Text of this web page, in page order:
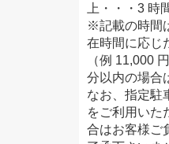
上・・・3 時
※記載の時間
在時間に応じ
（例 11,000
分以内の場合
なお、指定駐
をご利用いた
合はお客様ご